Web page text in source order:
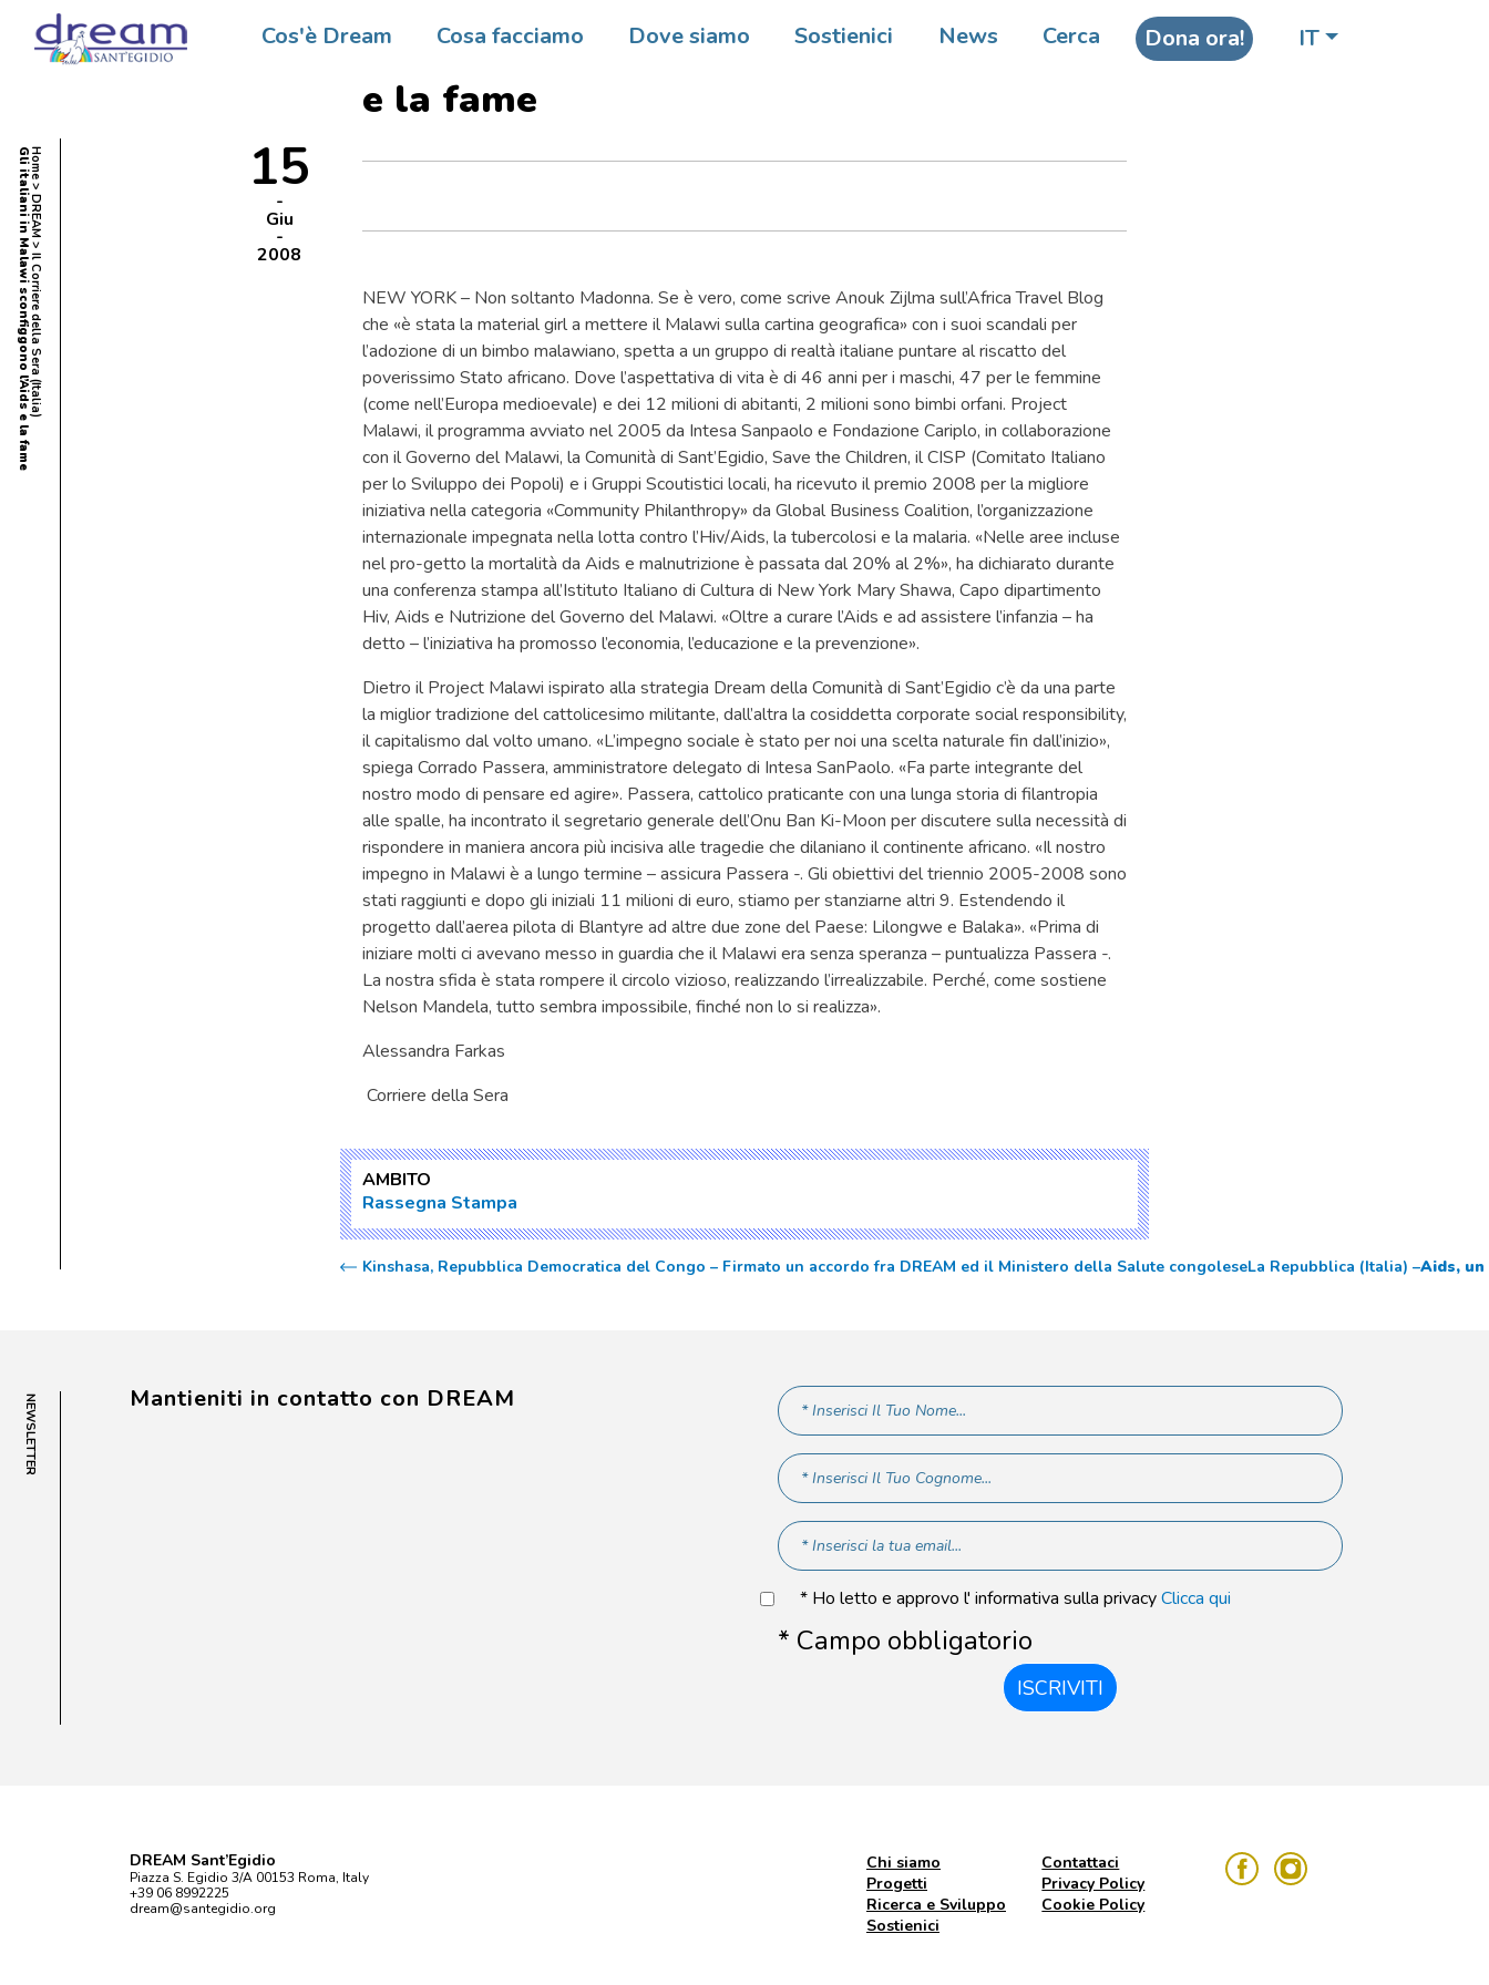
Cos'è Dream Cosa facciamo Dove siamo Sostienici News Cerca Dona ora! IT
Home
DREAM
Il Corriere della Sera (Italia)
Gli italiani in Malawi sconfiggono l’Aids e la fame 15
Giu
2008
Gli italiani in Malawi sconfiggono l’Aids
e la fame
NEW YORK – Non soltanto Madonna. Se è vero, come scrive Anouk Zijlma sull’Africa Travel Blog
che «è stata la material girl a mettere il Malawi sulla cartina geografica» con i suoi scandali per
l’adozione di un bimbo malawiano, spetta a un gruppo di realtà italiane puntare al riscatto del
poverissimo Stato africano. Dove l’aspettativa di vita è di 46 anni per i maschi, 47 per le femmine
(come nell’Europa medioevale) e dei 12 milioni di abitanti, 2 milioni sono bimbi orfani. Project
Malawi, il programma avviato nel 2005 da Intesa Sanpaolo e Fondazione Cariplo, in collaborazione
con il Governo del Malawi, la Comunità di Sant’Egidio, Save the Children, il CISP (Comitato Italiano
per lo Sviluppo dei Popoli) e i Gruppi Scoutistici locali, ha ricevuto il premio 2008 per la migliore
iniziativa nella categoria «Community Philanthropy» da Global Business Coalition, l’organizzazione
internazionale impegnata nella lotta contro l’Hiv/Aids, la tubercolosi e la malaria. «Nelle aree incluse
nel pro-getto la mortalità da Aids e malnutrizione è passata dal 20% al 2%», ha dichiarato durante
una conferenza stampa all’Istituto Italiano di Cultura di New York Mary Shawa, Capo dipartimento
Hiv, Aids e Nutrizione del Governo del Malawi. «Oltre a curare l’Aids e ad assistere l’infanzia – ha
detto – l’iniziativa ha promosso l’economia, l’educazione e la prevenzione».
Dietro il Project Malawi ispirato alla strategia Dream della Comunità di Sant’Egidio c’è da una parte
la miglior tradizione del cattolicesimo militante, dall’altra la cosiddetta corporate social responsibility,
il capitalismo dal volto umano. «L’impegno sociale è stato per noi una scelta naturale fin dall’inizio»,
spiega Corrado Passera, amministratore delegato di Intesa SanPaolo. «Fa parte integrante del
nostro modo di pensare ed agire». Passera, cattolico praticante con una lunga storia di filantropia
alle spalle, ha incontrato il segretario generale dell’Onu Ban Ki-Moon per discutere sulla necessità di
rispondere in maniera ancora più incisiva alle tragedie che dilaniano il continente africano. «Il nostro
impegno in Malawi è a lungo termine – assicura Passera -. Gli obiettivi del triennio 2005-2008 sono
stati raggiunti e dopo gli iniziali 11 milioni di euro, stiamo per stanziarne altri 9. Estendendo il
progetto dall’aerea pilota di Blantyre ad altre due zone del Paese: Lilongwe e Balaka». «Prima di
iniziare molti ci avevano messo in guardia che il Malawi era senza speranza – puntualizza Passera -.
La nostra sfida è stata rompere il circolo vizioso, realizzando l’irrealizzabile. Perché, come sostiene
Nelson Mandela, tutto sembra impossibile, finché non lo si realizza».
Alessandra Farkas
Corriere della Sera
AMBITO
Rassegna Stampa
Kinshasa, Repubblica Democratica del Congo – Firmato un accordo fra DREAM ed il Ministero della Salute congoleseLa Repubblica (Italia) –Aids,
NEWSLETTER Mantieniti in contatto con DREAM
* Ho letto e approvo l' informativa sulla privacyClicca qui
* Campo obbligatorio
ISCRIVITI
DREAM Sant’Egidio
Piazza S. Egidio 3/A 00153 Roma, Italy
+39 06 8992225
dream@santegidio.org
Chi siamo
Progetti
Ricerca e Sviluppo
Sostienici
Contattaci
Privacy Policy
Cookie Policy